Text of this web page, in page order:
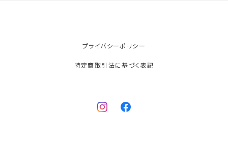
プライバシーポリシー
特定商取引法に基づく表記